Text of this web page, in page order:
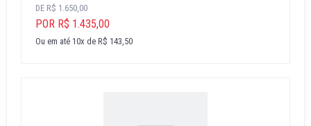
DE R$ 1.650,00
POR R$ 1.435,00
Ou em até 10x de R$ 143,50